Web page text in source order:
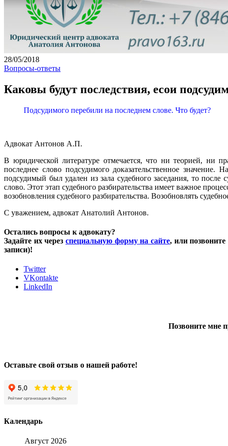
28/05/2018
Вопросы-ответы
Каковы будут последствия, есои
Подсудимого перебили на последнем слове. Что будет?
Адвокат Антонов А.П.
В юридической литературе отмечается, что ни теорией, ни
последнее слово подсудимого доказательственное
подсудимый был удален из зала судебного заседания, то
слово. Этот этап судебного разбирательства имеет важное
возобновления судебного разбирательства. Возобновлять
С уважением, адвокат Анатолий Антонов.
Остались вопросы к адвокату?
Задайте их черезспециальную форму на сайте, или
записи)!
Twitter
VKontakte
LinkedIn
Позвоните мне
Оставьте свой отзыв о нашей работе!
Календарь
Август 2026